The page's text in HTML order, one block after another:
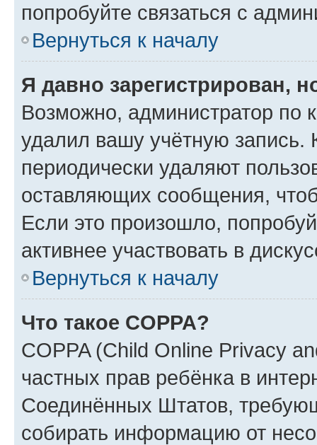
попробуйте связаться с
Вернуться к началу
Я давно зарегистрирован,
Возможно, администратор по
удалил вашу учётную запись.
периодически удаляют
оставляющих сообщения,
Если это произошло,
активнее участвовать в
Вернуться к началу
Что такое COPPA?
COPPA (Child Online Privacy
частных прав ребёнка в
Соединённых Штатов,
собирать информацию от